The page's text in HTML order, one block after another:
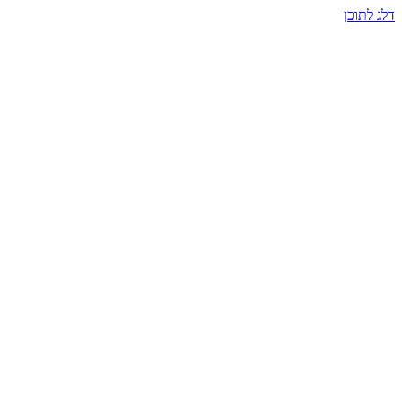
דלג לתוכן